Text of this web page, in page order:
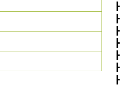
┣
┣
┣
┣
┣
┣
┣